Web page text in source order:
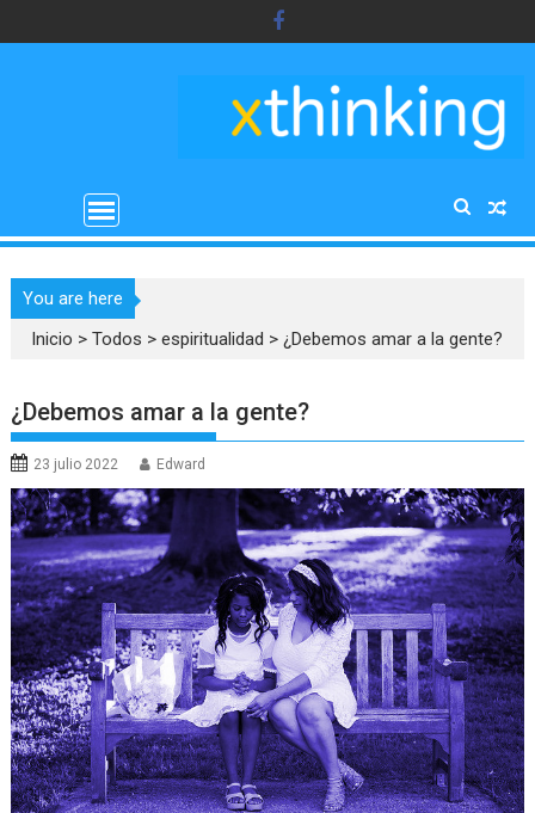
al
You are here
Inicio >Todos >espiritualidad >¿Debemos amar a la gente?
¿Debemos amar a la gente?
23 julio 2022 Edward